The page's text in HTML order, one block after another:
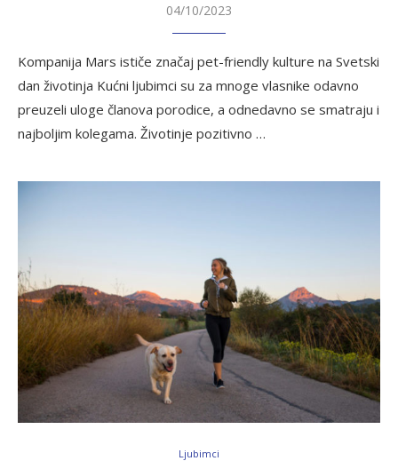
04/10/2023
Kompanija Mars ističe značaj pet-friendly kulture na Svetski
dan životinja Kućni ljubimci su za mnoge vlasnike odavno
preuzeli uloge članova porodice, a odnedavno se smatraju i
najboljim kolegama. Životinje pozitivno …
Ljubimci